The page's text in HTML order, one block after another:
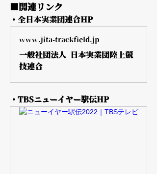
■関連リンク
・全日本実業団連合HP
www.jita-trackfield.jp
一般社団法人 日本実業団陸上競
技連合
・TBSニューイヤー駅伝HP